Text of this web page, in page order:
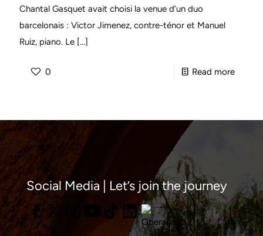
Chantal Gasquet avait choisi la venue d’un duo
barcelonais : Victor Jimenez, contre-ténor et Manuel
Ruiz, piano. Le […]
0 Read more-
bajo
el
Social Media | Let’s join the journey